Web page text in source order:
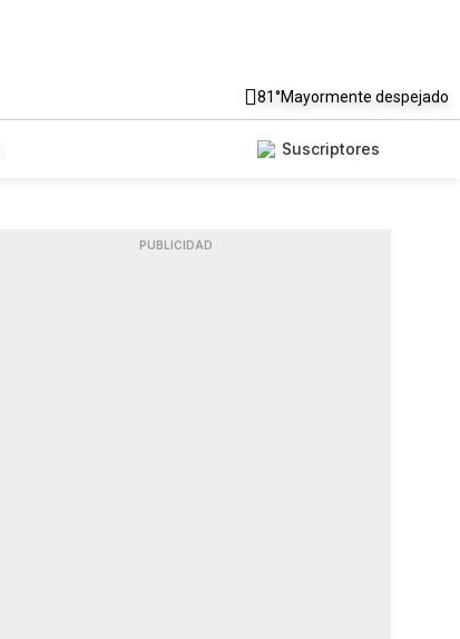
81°Mayormente despejado
Suscriptores
PUBLICIDAD